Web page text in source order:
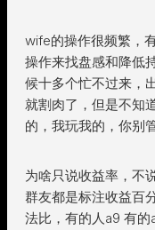
wife的操作很频繁，
操作来找盘感和降低
候十多个忙不过来，
就割肉了，但是不知
的，我玩我的，你别
为啥只说收益率，不
群友都是标注收益百
法比，有的人a9 有